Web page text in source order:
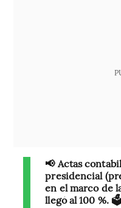
📢 Actas
presidencial
en el marco de
llegó al 100 %. 🗳️